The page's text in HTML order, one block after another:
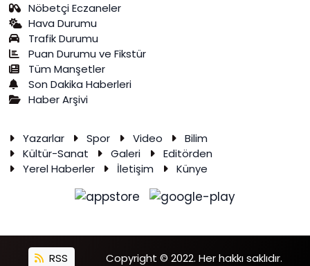
Nöbetçi Eczaneler
Hava Durumu
Trafik Durumu
Puan Durumu ve Fikstür
Tüm Manşetler
Son Dakika Haberleri
Haber Arşivi
Yazarlar Spor Video
Bilim
Kültür-Sanat
Galeri
Editörden
Yerel Haberler
İletişim Künye
RSS Copyright © 2022. Her hakkı saklıdır.